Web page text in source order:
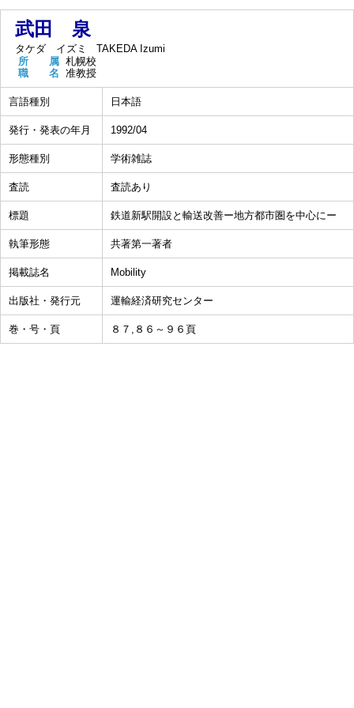
武田 泉
タケダ イズミ
TAKEDA Izumi
所 属 札幌校
職 名 准教授
言語種別 日本語
発行・発表の年月 1992/04
形態種別 学術雑誌
査読 査読あり
標題 鉄道新駅開設と輸送改善ー地方都市圏を中心にー
執筆形態 共著第一著者
掲載誌名 Mobility
出版社・発行元 運輸経済研究センター
巻・号・頁 ８７,８６～９６頁